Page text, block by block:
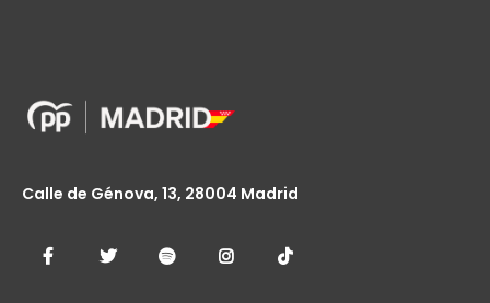
Calle de Génova, 13, 28004 Madrid